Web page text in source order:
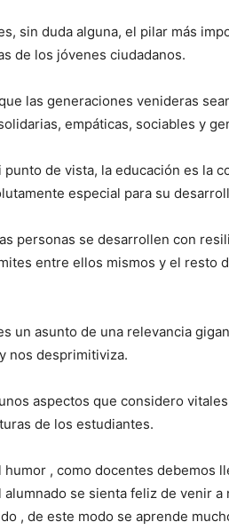
sin duda alguna, el pilar más
de los jóvenes ciudadanos.
las generaciones venideras
empáticas, sociables y
de vista, la educación es la
especial para su
personas se desarrollen con
entre ellos mismos y el resto
un asunto de una relevancia
nos desprimitiviza.
aspectos que considero
de los estudiantes.
, como docentes debemos
se sienta feliz de venir a
, de este modo se aprende